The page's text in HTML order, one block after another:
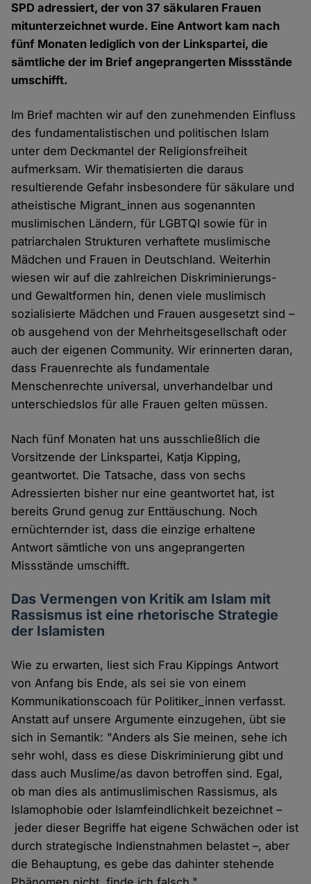
SPD adressiert, der von 37 säkularen Frauen
mitunterzeichnet wurde. Eine Antwort kam nach
fünf Monaten lediglich von der Linkspartei, die
sämtliche der im Brief angeprangerten Missstände
umschifft.
Im Brief machten wir auf den zunehmenden Einfluss
des fundamentalistischen und politischen Islam
unter dem Deckmantel der Religionsfreiheit
aufmerksam. Wir thematisierten die daraus
resultierende Gefahr insbesondere für säkulare und
atheistische Migrant_innen aus sogenannten
muslimischen Ländern, für LGBTQI sowie für in
patriarchalen Strukturen verhaftete muslimische
Mädchen und Frauen in Deutschland. Weiterhin
wiesen wir auf die zahlreichen Diskriminierungs-
und Gewaltformen hin, denen viele muslimisch
sozialisierte Mädchen und Frauen ausgesetzt sind –
ob ausgehend von der Mehrheitsgesellschaft oder
auch der eigenen Community. Wir erinnerten daran,
dass Frauenrechte als fundamentale
Menschenrechte universal, unverhandelbar und
unterschiedslos für alle Frauen gelten müssen.
Nach fünf Monaten hat uns ausschließlich die
Vorsitzende der Linkspartei, Katja Kipping,
geantwortet. Die Tatsache, dass von sechs
Adressierten bisher nur eine geantwortet hat, ist
bereits Grund genug zur Enttäuschung. Noch
ernüchternder ist, dass die einzige erhaltene
Antwort sämtliche von uns angeprangerten
Missstände umschifft.
Das Vermengen von Kritik am Islam mit
Rassismus ist eine rhetorische Strategie
der Islamisten
Wie zu erwarten, liest sich Frau Kippings Antwort
von Anfang bis Ende, als sei sie von einem
Kommunikationscoach für Politiker_innen verfasst.
Anstatt auf unsere Argumente einzugehen, übt sie
sich in Semantik: "Anders als Sie meinen, sehe ich
sehr wohl, dass es diese Diskriminierung gibt und
dass auch Muslime/as davon betroffen sind. Egal,
ob man dies als antimuslimischen Rassismus, als
Islamophobie oder Islamfeindlichkeit bezeichnet –
jeder dieser Begriffe hat eigene Schwächen oder ist
durch strategische Indienstnahmen belastet –, aber
die Behauptung, es gebe das dahinter stehende